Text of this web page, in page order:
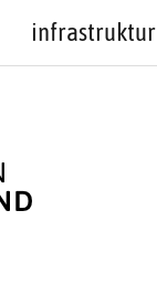
infrastruktur